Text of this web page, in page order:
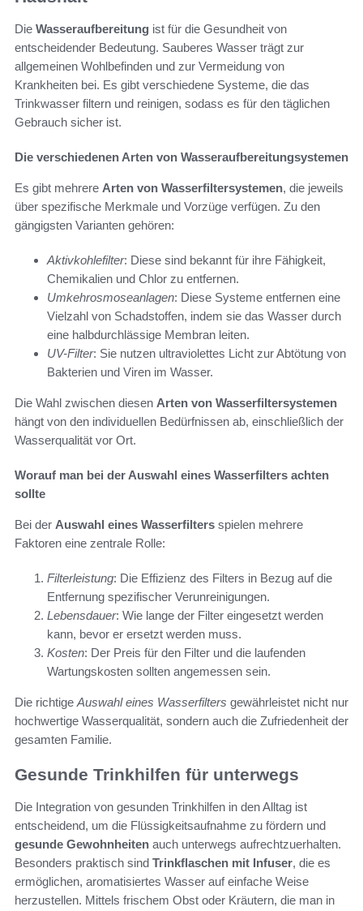
Die Wasseraufbereitung ist für die Gesundheit von
entscheidender Bedeutung. Sauberes Wasser trägt zur
allgemeinen Wohlbefinden und zur Vermeidung von
Krankheiten bei. Es gibt verschiedene Systeme, die das
Trinkwasser filtern und reinigen, sodass es für den täglichen
Gebrauch sicher ist.
Die verschiedenen Arten von Wasseraufbereitungsystemen
Es gibt mehrere Arten von Wasserfiltersystemen, die jeweils
über spezifische Merkmale und Vorzüge verfügen. Zu den
gängigsten Varianten gehören:
Aktivkohlefilter: Diese sind bekannt für ihre Fähigkeit,
Chemikalien und Chlor zu entfernen.
Umkehrosmoseanlagen: Diese Systeme entfernen eine
Vielzahl von Schadstoffen, indem sie das Wasser durch
eine halbdurchlässige Membran leiten.
UV-Filter: Sie nutzen ultraviolettes Licht zur Abtötung von
Bakterien und Viren im Wasser.
Die Wahl zwischen diesen Arten von Wasserfiltersystemen
hängt von den individuellen Bedürfnissen ab, einschließlich der
Wasserqualität vor Ort.
Worauf man bei der Auswahl eines Wasserfilters achten
sollte
Bei der Auswahl eines Wasserfilters spielen mehrere
Faktoren eine zentrale Rolle:
Filterleistung: Die Effizienz des Filters in Bezug auf die
Entfernung spezifischer Verunreinigungen.
Lebensdauer: Wie lange der Filter eingesetzt werden
kann, bevor er ersetzt werden muss.
Kosten: Der Preis für den Filter und die laufenden
Wartungskosten sollten angemessen sein.
Die richtige Auswahl eines Wasserfilters gewährleistet nicht nur
hochwertige Wasserqualität, sondern auch die Zufriedenheit der
gesamten Familie.
Gesunde Trinkhilfen für unterwegs
Die Integration von gesunden Trinkhilfen in den Alltag ist
entscheidend, um die Flüssigkeitsaufnahme zu fördern und
gesunde Gewohnheiten auch unterwegs aufrechtzuerhalten.
Besonders praktisch sind Trinkflaschen mit Infuser, die es
ermöglichen, aromatisiertes Wasser auf einfache Weise
herzustellen. Mittels frischem Obst oder Kräutern, die man in